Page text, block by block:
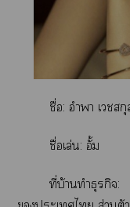
ชื่อ: อำา เ
ชื่อเล่น: อั้ม
ที่บ้านทำธุรกิจ